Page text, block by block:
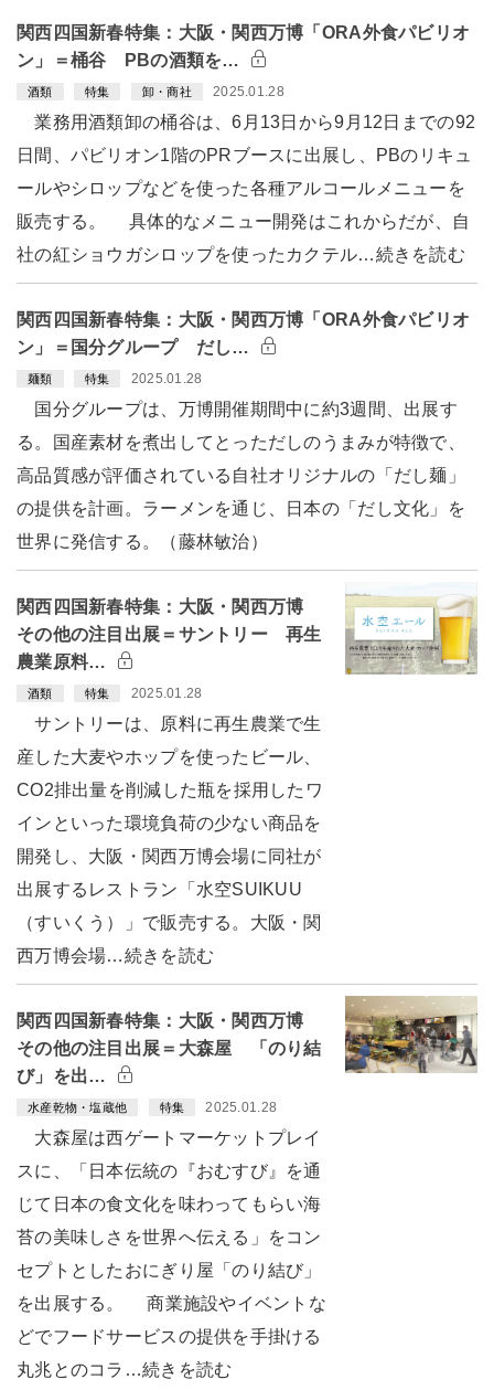
関西四国新春特集：大阪・関西万博「ORA外食パビリオ
ン」＝桶谷 PBの酒類を…
酒類 特集 卸・商社 2025.01.28
業務用酒類卸の桶谷は、6月13日から9月12日までの92
日間、パビリオン1階のPRブースに出展し、PBのリキュ
ールやシロップなどを使った各種アルコールメニューを
販売する。 具体的なメニュー開発はこれからだが、自
社の紅ショウガシロップを使ったカクテル…続きを読む
関西四国新春特集：大阪・関西万博「ORA外食パビリオ
ン」＝国分グループ だし…
麺類 特集 2025.01.28
国分グループは、万博開催期間中に約3週間、出展す
る。国産素材を煮出してとっただしのうまみが特徴で、
高品質感が評価されている自社オリジナルの「だし麺」
の提供を計画。ラーメンを通じ、日本の「だし文化」を
世界に発信する。（藤林敏治）
関西四国新春特集：大阪・関西万博
その他の注目出展＝サントリー 再生
農業原料…
酒類 特集 2025.01.28
サントリーは、原料に再生農業で生
産した大麦やホップを使ったビール、
CO2排出量を削減した瓶を採用したワ
インといった環境負荷の少ない商品を
開発し、大阪・関西万博会場に同社が
出展するレストラン「水空SUIKUU
（すいくう）」で販売する。大阪・関
西万博会場…続きを読む
関西四国新春特集：大阪・関西万博
その他の注目出展＝大森屋 「のり結
び」を出…
水産乾物・塩蔵他 特集 2025.01.28
大森屋は西ゲートマーケットプレイ
スに、「日本伝統の『おむすび』を通
じて日本の食文化を味わってもらい海
苔の美味しさを世界へ伝える」をコン
セプトとしたおにぎり屋「のり結び」
を出展する。 商業施設やイベントな
どでフードサービスの提供を手掛ける
丸兆とのコラ…続きを読む